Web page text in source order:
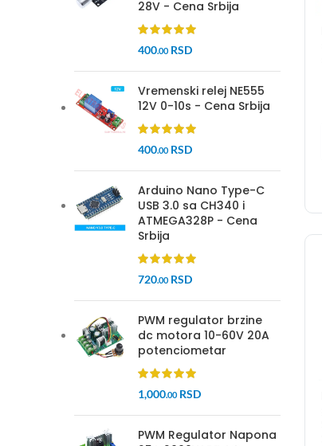
28V - Cena Srbija
400.00 RSD
Vremenski relej NE555
12V 0-10s - Cena Srbija
400.00 RSD
Arduino Nano Type-C
USB 3.0 sa CH340 i
ATMEGA328P - Cena
Srbija
720.00 RSD
PWM regulator brzine
dc motora 10-60V 20A
potenciometar
1,000.00 RSD
PWM Regulator Napona